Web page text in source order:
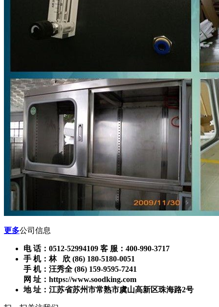
更多公司信息
电 话：0512-52994109 客 服：400-990-3717
手 机：林 欣 (86) 180-5180-0051
手 机：汪秀全 (86) 159-9595-7241
网 址：https://www.soodking.com
地 址：江苏省苏州市常熟市虞山高新区珠海路2号